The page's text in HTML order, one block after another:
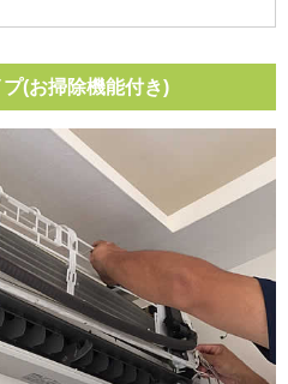
(お掃除機能付き)